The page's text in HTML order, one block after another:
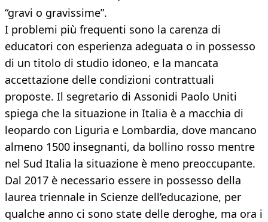
“gravi o gravissime”.
I problemi più frequenti sono la carenza di
educatori con esperienza adeguata o in possesso
di un titolo di studio idoneo, e la mancata
accettazione delle condizioni contrattuali
proposte. Il segretario di Assonidi Paolo Uniti
spiega che la situazione in Italia è a macchia di
leopardo con Liguria e Lombardia, dove mancano
almeno 1500 insegnanti, da bollino rosso mentre
nel Sud Italia la situazione è meno preoccupante.
Dal 2017 è necessario essere in possesso della
laurea triennale in Scienze dell’educazione, per
qualche anno ci sono state delle deroghe, ma ora i